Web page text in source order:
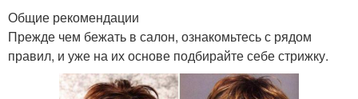
Общие рекомендации
Прежде чем бежать в салон, ознакомьтесь с рядом
правил, и уже на их основе подбирайте себе стрижку.